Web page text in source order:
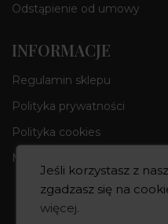
Odstąpienie od umowy
INFORMACJE
Regulamin sklepu
Polityka prywatności
Polityka cookies
Moje konto
Jeśli korzystasz z
zgadzasz się na
więcej.